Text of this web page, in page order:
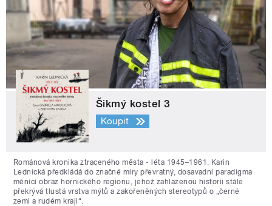
Šikmý kostel 3
Koupit
Románová kronika ztraceného města - léta 1945–1961. Karin
Lednická předkládá do značné míry převratný, dosavadní paradigma
měnící obraz hornického regionu, jehož zahlazenou historii stále
překrývá tlustá vrstva mýtů a zakořeněných stereotypů o „černé
zemi a rudém kraji“.